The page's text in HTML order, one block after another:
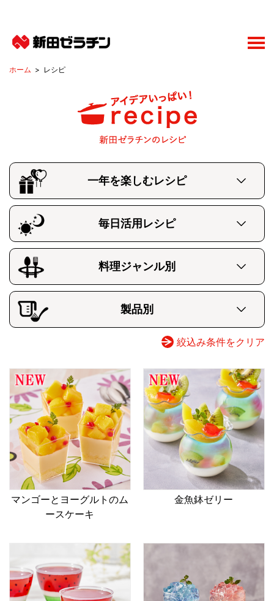
レシピ
一年を楽しむレシピ
全て
夏休み
バレンタイン、ホワイトデー
クリスマス（冬におすすめ）
ハロウィン
毎日活用レシピ
全て
朝食メニュー
ビール、ワインにあうメニュー
ランチメニュー
料理ジャンル別
全て
プリン・ババロア・ムース
その他スイーツ（グミ、マシュマロ、その他）
ゼリー・パフェ・ドリンク
料理（主食、おかず、サラダ、スープなど）
製品別
全て
顆粒ゼラチン
新食感
介護向け
粉末ミックス
絞込み条件をクリア
マンゴーとヨーグルトのム
ースケーキ
金魚鉢ゼリー